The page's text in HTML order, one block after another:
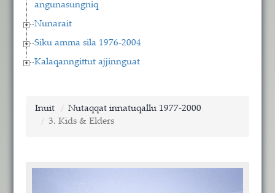
angunasungniq
Nunarait
Siku amma sila 1976-2004
Kalaqanngittut ajjinnguat
Inuit
Nutaqqat innatuqallu 1977-2000
3. Kids & Elders